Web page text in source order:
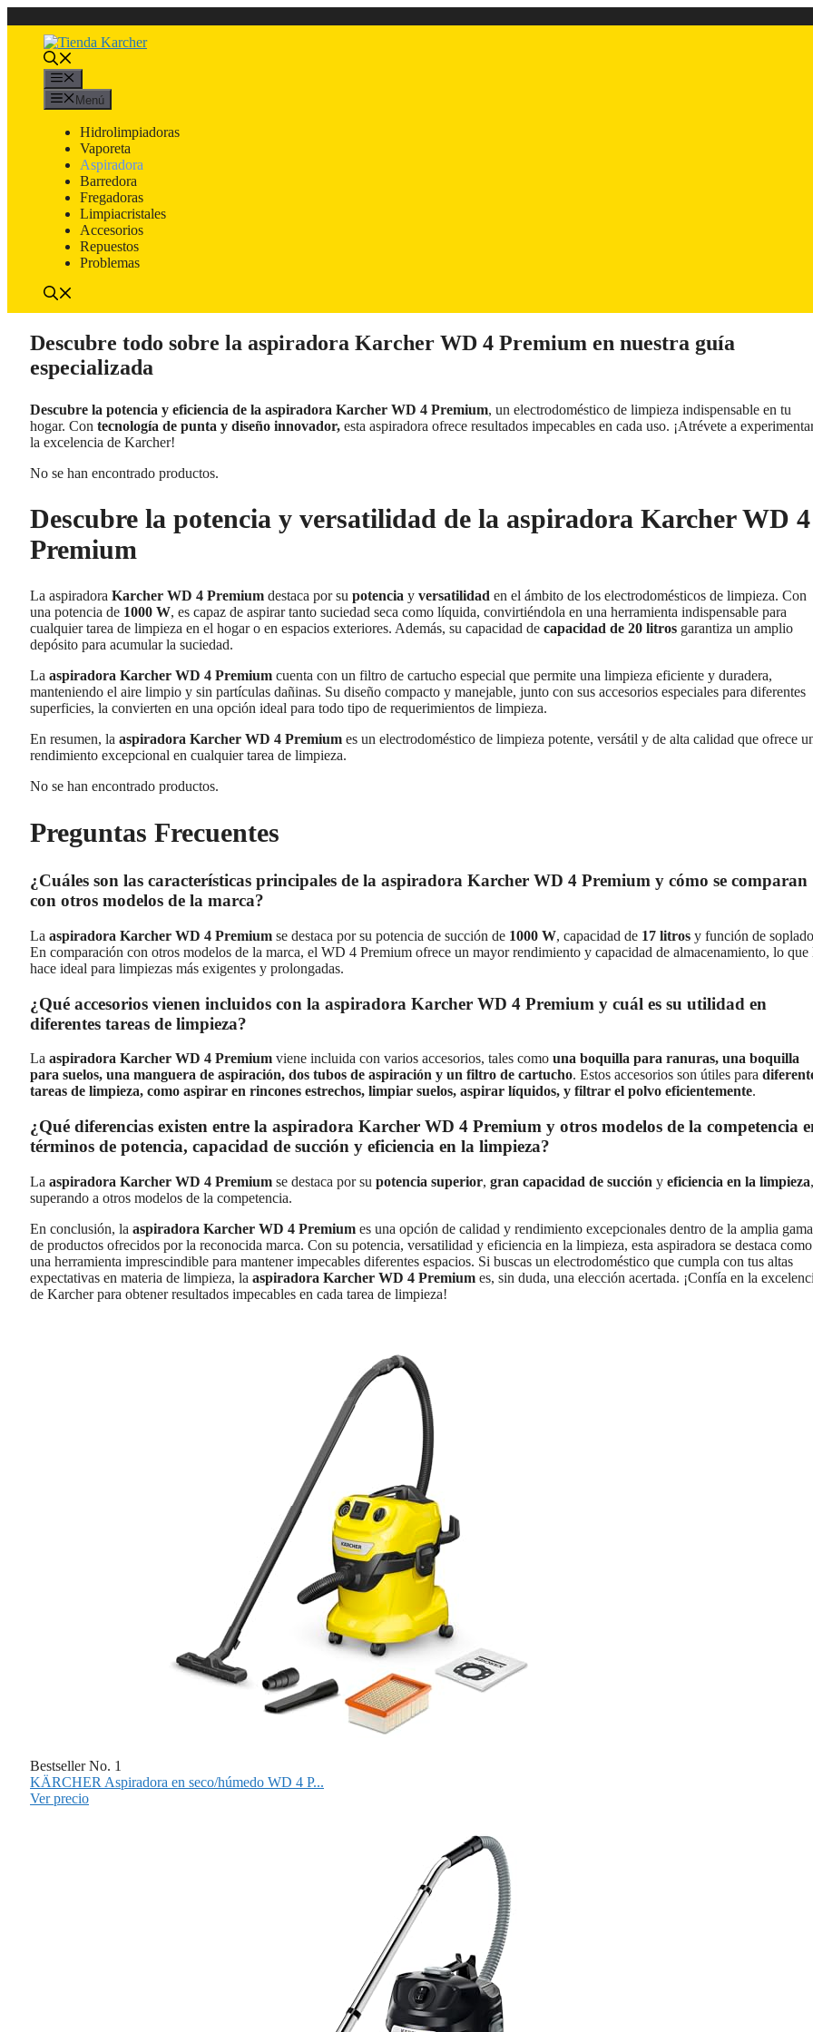
al
contenido
Menú
Hidrolimpiadoras
Vaporeta
Aspiradora
Barredora
Fregadoras
Limpiacristales
Accesorios
Repuestos
Problemas
Descubre todo sobre la aspiradora Karcher WD 4 Premium en nuestra guía
especializada
Descubre la potencia y eficiencia de la aspiradora Karcher WD 4 Premium, un electrodoméstico de limpieza indispensable en tu
hogar. Con tecnología de punta y diseño innovador, esta aspiradora ofrece resultados impecables en cada uso. ¡Atrévete a
la excelencia de Karcher!
No se han encontrado productos.
Descubre la potencia y versatilidad de la aspiradora Karcher WD 4
Premium
La aspiradora Karcher WD 4 Premium destaca por su potencia y versatilidad en el ámbito de los electrodomésticos de limpieza. Con
una potencia de 1000 W, es capaz de aspirar tanto suciedad seca como líquida, convirtiéndola en una herramienta indispensable para
cualquier tarea de limpieza en el hogar o en espacios exteriores. Además, su capacidad de capacidad de 20 litros garantiza un amplio
depósito para acumular la suciedad.
La aspiradora Karcher WD 4 Premium cuenta con un filtro de cartucho especial que permite una limpieza eficiente y duradera,
manteniendo el aire limpio y sin partículas dañinas. Su diseño compacto y manejable, junto con sus accesorios especiales para diferentes
superficies, la convierten en una opción ideal para todo tipo de requerimientos de limpieza.
En resumen, la aspiradora Karcher WD 4 Premium es un electrodoméstico de limpieza potente, versátil y de alta calidad que ofrece
rendimiento excepcional en cualquier tarea de limpieza.
No se han encontrado productos.
Preguntas Frecuentes
¿Cuáles son las características principales de la aspiradora Karcher WD 4 Premium y cómo se comparan
con otros modelos de la marca?
La aspiradora Karcher WD 4 Premium se destaca por su potencia de succión de 1000 W, capacidad de 17 litros y función de
En comparación con otros modelos de la marca, el WD 4 Premium ofrece un mayor rendimiento y capacidad de almacenamiento, lo que
hace ideal para limpiezas más exigentes y prolongadas.
¿Qué accesorios vienen incluidos con la aspiradora Karcher WD 4 Premium y cuál es su utilidad en
diferentes tareas de limpieza?
La aspiradora Karcher WD 4 Premium viene incluida con varios accesorios, tales como una boquilla para ranuras, una boquilla
para suelos, una manguera de aspiración, dos tubos de aspiración y un filtro de cartucho. Estos accesorios son útiles para
tareas de limpieza, como aspirar en rincones estrechos, limpiar suelos, aspirar líquidos, y filtrar el polvo eficientemente.
¿Qué diferencias existen entre la aspiradora Karcher WD 4 Premium y otros modelos de la competencia
términos de potencia, capacidad de succión y eficiencia en la limpieza?
La aspiradora Karcher WD 4 Premium se destaca por su potencia superior, gran capacidad de succión y eficiencia en la limpieza,
superando a otros modelos de la competencia.
En conclusión, la aspiradora Karcher WD 4 Premium es una opción de calidad y rendimiento excepcionales dentro de la amplia gama
de productos ofrecidos por la reconocida marca. Con su potencia, versatilidad y eficiencia en la limpieza, esta aspiradora se destaca como
una herramienta imprescindible para mantener impecables diferentes espacios. Si buscas un electrodoméstico que cumpla con tus altas
expectativas en materia de limpieza, la aspiradora Karcher WD 4 Premium es, sin duda, una elección acertada. ¡Confía en la
de Karcher para obtener resultados impecables en cada tarea de limpieza!
Bestseller No. 1
KÄRCHER Aspiradora en seco/húmedo WD 4 P...
Ver precio